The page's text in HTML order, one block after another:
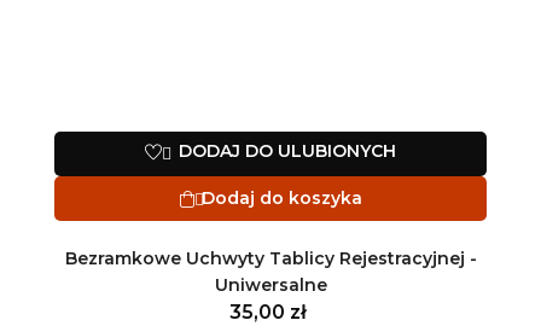
 DODAJ DO ULUBIONYCH
Dodaj do koszyka
Bezramkowe Uchwyty Tablicy Rejestracyjnej -
Uniwersalne
35,00 zł